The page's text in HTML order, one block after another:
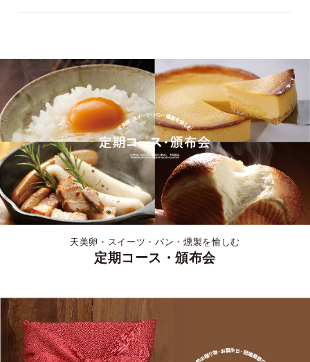
天美卵・スイーツ・パン・燻製を愉しむ
定期コース・頒布会